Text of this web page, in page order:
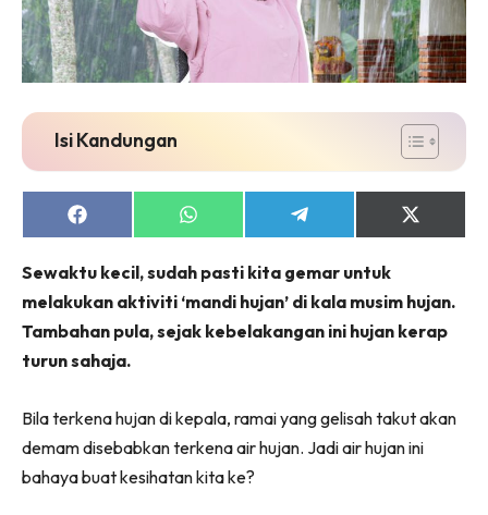
Isi Kandungan
Share
on
Share
on
Share
on
Share
on
Sewaktu kecil, sudah pasti kita gemar untuk
melakukan aktiviti ‘mandi hujan’ di kala musim hujan.
Tambahan pula, sejak kebelakangan ini hujan kerap
turun sahaja.
Bila terkena hujan di kepala, ramai yang gelisah takut akan
demam disebabkan terkena air hujan. Jadi air hujan ini
bahaya buat kesihatan kita ke?